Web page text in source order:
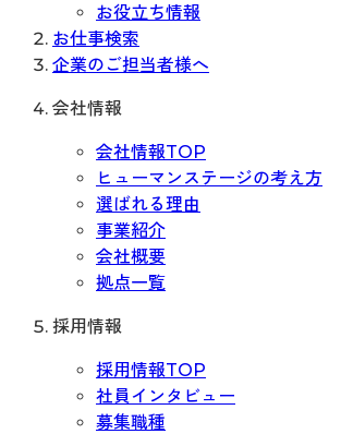
お役立ち情報
お仕事検索
企業のご担当者様へ
会社情報
会社情報TOP
ヒューマンステージの考え方
選ばれる理由
事業紹介
会社概要
拠点一覧
採用情報
採用情報TOP
社員インタビュー
募集職種